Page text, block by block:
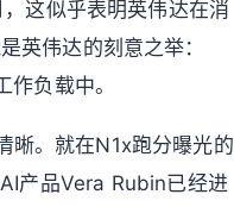
这似乎表明英伟达在消
英伟达的刻意之举：
负载中。
晰。就在N1x跑分曝光的
产品Vera Rubin已经进